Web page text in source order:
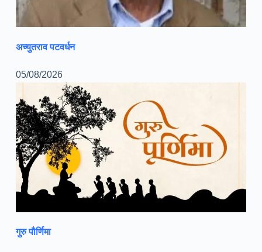
अच्युतराव पटवर्धन
05/08/2026
गुरु पौर्णिमा